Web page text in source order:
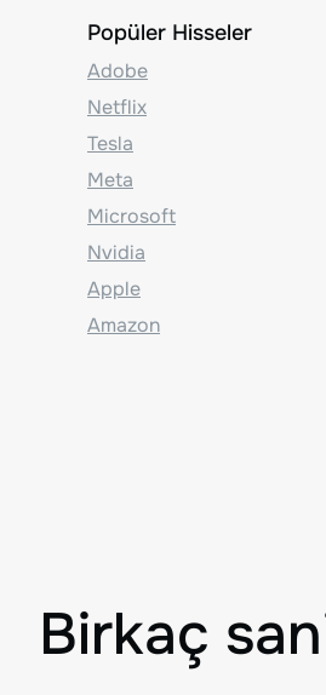
Popüler Hisseler
Adobe
Netflix
Tesla
Meta
Microsoft
Nvidia
Apple
Amazon
Birkaç